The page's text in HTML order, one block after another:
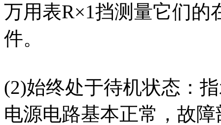
万用表R×1挡测量它们的
件。
(2)始终处于待机状态：
电源电路基本正常，故